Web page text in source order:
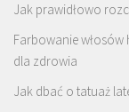
Jak prawidłowo
Farbowanie
dla zdrowia
Jak dbać o tatuaż